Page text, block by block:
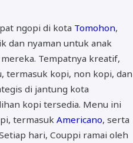
ngopi di kota Tomohon,
dan nyaman untuk anak
Tempatnya kreatif,
termasuk kopi, non kopi, dan
di jantung kota
kopi tersedia. Menu ini
termasuk Americano, serta
hari, Couppi ramai oleh